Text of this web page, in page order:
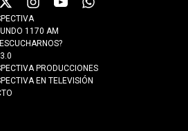
1170 AM
PRODUCCIONES
EN TELEVISIÓN